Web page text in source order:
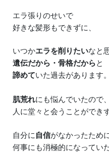
エラ張りのせいで
好きな髪形もできずに、
いつかエラを削りたいなと
遺伝だから・骨格だからと
諦めていた過去があります。
肌荒れにも悩んでいたので、
人に堂々と会うことができず
自分に 自信がなかったため
何事にも消極的になってい